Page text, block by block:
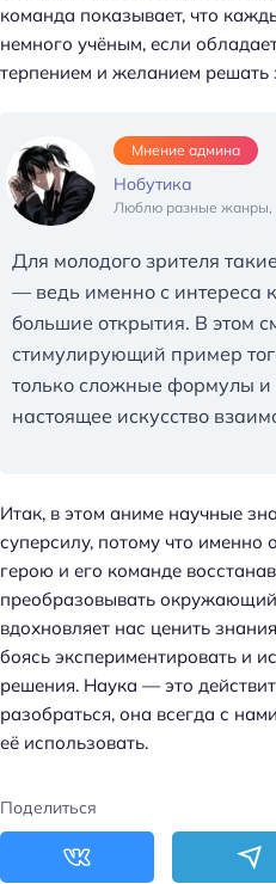
команда показывает, что
немного учёным, если
терпением и желанием решать
Мнение админа
Нобутика
Люблю разные жанры,
Для молодого зрителя
— ведь именно с интереса
большие открытия. В этом
стимулирующий пример
только сложные формулы и
настоящее искусство
Итак, в этом аниме научные
суперсилу, потому что именно
герою и его команде
преобразовывать
вдохновляет нас ценить
боясь экспериментировать и
решения. Наука — это
разобраться, она всегда с
её использовать.
Поделиться